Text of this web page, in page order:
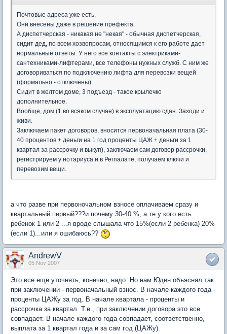
Почтовые адреса уже есть.
Они внесены даже в решение префекта.
А диспетчерская - никакая не "некая" - обычная диспетчерская,
сидит дед, по всем хозвопросам, относящимся к его работе дает
нормальные ответы. У него все контакты с электриками-
сантехниками-лифтерами, все телефоны нужных служб. С ним же
договориваться по подключению лифта для перевозки вещей
(формально - отключены).
Сидит в желтом доме, 3 подъезд - такое крылечко
дополнительное.
Вообще, дом (1 во всяком случае) в эксплуатацию сдан. Заходи и
живи.
Заключаем пакет договоров, вносится первоначальная плата (30-
40 процентов + деньги на 1 год проценты ЦАЖ + деньги за 1
квартал за рассрочку и выкуп), заключаем сам договор рассрочки,
регистрируем у нотариуса и в Регпалате, получаем ключи и
перевозим вещи.
а что разве при первоночальном взносе оплачиваем сразу и
квартальный первый???и почему 30-40 %, а те у кого есть
ребенок 1 или 2 ...я вроде слышала что 15%(если 2 ребенка) 20%
(если 1)...или я ошибаюсь??
AndrewV
05 Nov 2007
Это все еще уточнять, конечно, надо. Но нам Юдин объяснял так:
при заключении - первоначальный взнос. В начале каждого года -
проценты ЦАЖу за год. В начале квартала - проценты и
рассрочка за квартал. Т.е., при заключении договора это все
совпадает. В начале каждого года совпадает, соответственно,
выплата за 1 квартал года и за сам год (ЦАЖу).